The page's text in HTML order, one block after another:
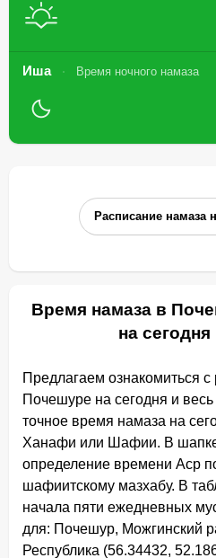
Иша Время ночного намаза
Расписание намаза
Время намаза в
на
Предлагаем ознакомиться
Почешуре на сегодня и
точное время намаза на
Ханафи или Шафии. В
определение времени Аср
шафиитскому мазхабу. В
начала пяти ежедневных
для: Почешур, Можгинский
Республика (56.34432,